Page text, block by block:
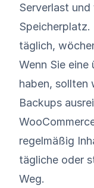
Serverlast
Speicherplatz.
täglich,
Wenn Sie
haben, sollten
Backups
regelmäßig
tägliche oder
Weg.